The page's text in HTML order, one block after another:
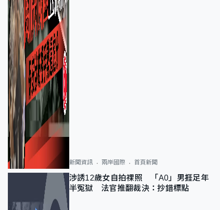
新聞資訊 兩岸國際 首頁新聞
涉誘12歲女自拍祼照 「A0」男捱足年
半冤獄 法官推翻裁決：抄錯標點